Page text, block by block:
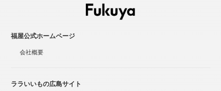
福屋公式ホームページ
会社概要
ララいいもの広島サイト